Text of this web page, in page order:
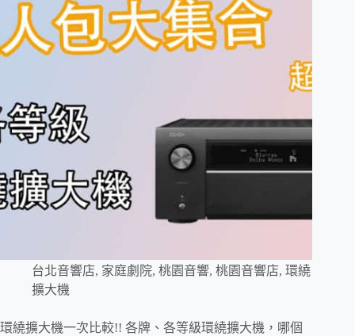
台北音響店, 家庭劇院, 桃園音響, 桃園音響店, 環繞
擴大機
環繞擴大機一次比較!! 各牌、各等級環繞擴大機，哪個